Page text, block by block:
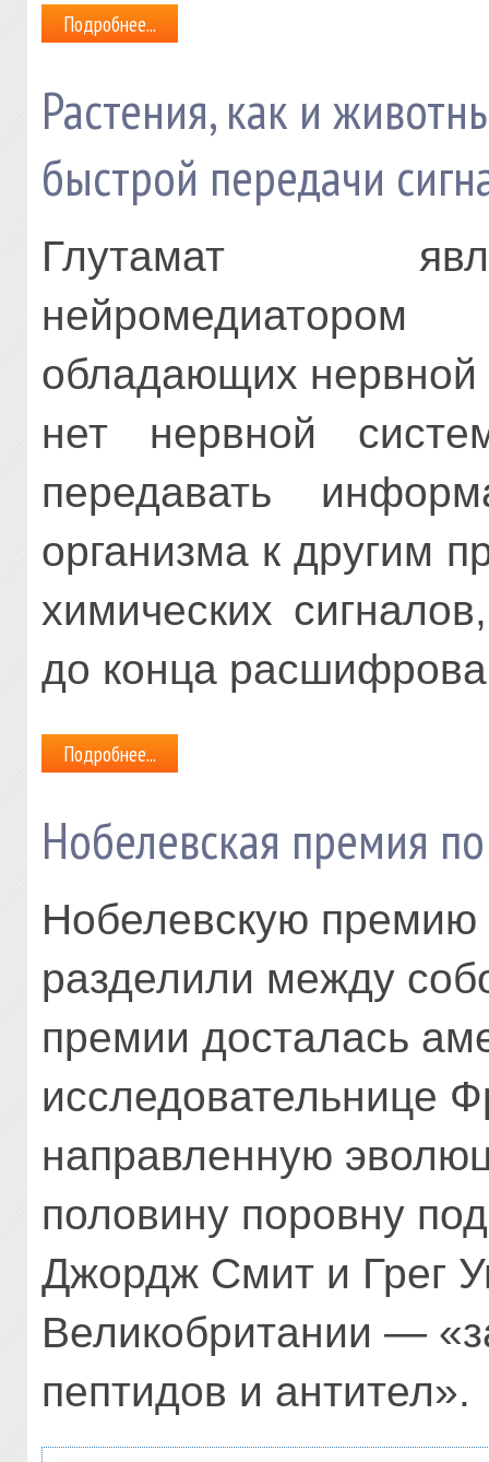
Подробнее...
Растения, как и
быстрой передачи
Глутамат
обладающих нервной
нет нервной
передавать
организма к другим
химических
до конца
Подробнее...
Нобелевская премия
Нобелевскую премию
разделили между
премии досталась
исследовательнице
направленную
половину поровну
Джордж Смит и Грег
Великобритании —
пептидов и антител».